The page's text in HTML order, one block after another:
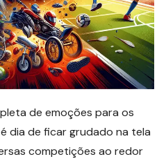
de emoções para os
dia de ficar grudado na tela
competições ao redor